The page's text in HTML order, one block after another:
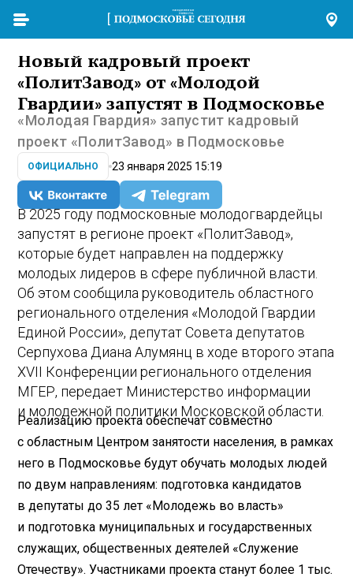
Новый кадровый проект
«ПолитЗавод» от «Молодой
Гвардии» запустят в Подмосковье
«Молодая Гвардия» запустит кадровый
проект «ПолитЗавод» в Подмосковье
ОФИЦИАЛЬНО 23 января 2025 15:19
В 2025 году подмосковные молодогвардейцы
запустят в регионе проект «ПолитЗавод»,
которые будет направлен на поддержку
молодых лидеров в сфере публичной власти.
Об этом сообщила руководитель областного
регионального отделения «Молодой Гвардии
Единой России», депутат Совета депутатов
Серпухова Диана Алумянц в ходе второго этапа
XVII Конференции регионального отделения
МГЕР, передает Министерство информации
и молодежной политики Московской области.
Реализацию проекта обеспечат совместно
с областным Центром занятости населения, в рамках
него в Подмосковье будут обучать молодых людей
по двум направлениям: подготовка кандидатов
в депутаты до 35 лет «Молодежь во власть»
и подготовка муниципальных и государственных
служащих, общественных деятелей «Служение
Отечеству». Участниками проекта станут более 1 тыс.